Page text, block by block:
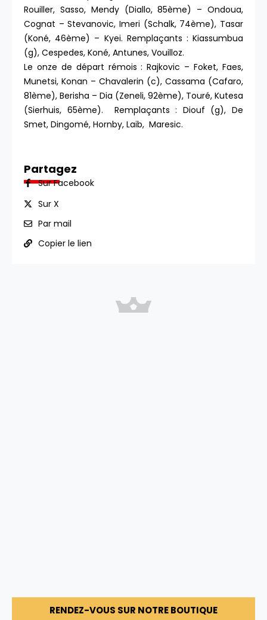
Rouiller, Sasso, Mendy (Diallo, 85ème) – Ondoua,
Cognat – Stevanovic, Imeri (Schalk, 74ème), Tasar
(Koné, 46ème) – Kyei. Remplaçants : Kiassumbua
(g), Cespedes, Koné, Antunes, Vouilloz.
Le onze de départ rémois : Rajkovic – Foket, Faes,
Munetsi, Konan – Chavalerin (c), Cassama (Cafaro,
81ème), Berisha – Dia (Zeneli, 92ème), Touré, Kutesa
(Sierhuis, 65ème). Remplaçants : Diouf (g), De
Smet, Dingomé, Hornby, Laib, Maresic.
Partagez
Sur Facebook
Sur X
Par mail
Copier le lien
RENDEZ-VOUS SUR NOTRE BOUTIQUE